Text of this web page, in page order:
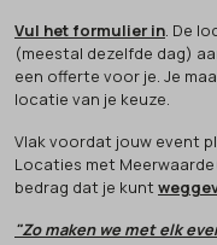
Vul het formulier in . De
(meestal dezelfde dag)
een offerte voor je. Je
locatie van je keuze.
Vlak voordat jouw event
Locaties met
bedrag dat je kunt
"Zo maken we met elk